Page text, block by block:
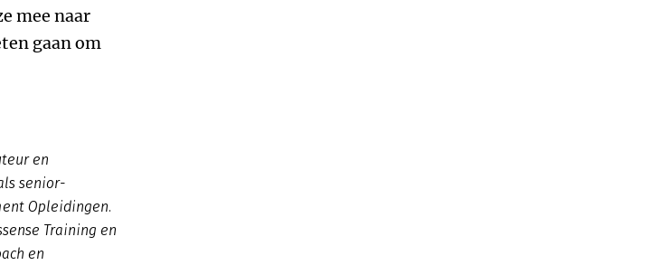
mee naar
gaan om
en
senior-
Opleidingen.
Training en
en